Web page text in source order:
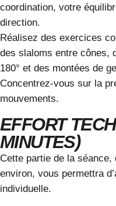
coordination, votre
direction.
Réalisez des exercices
des slaloms entre cônes,
180° et des montées de
Concentrez-vous sur la
mouvements.
EFFORT
MINUTES)
Cette partie de la séance,
environ, vous permettra
individuelle.